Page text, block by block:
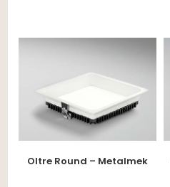
Oltre Round – Metalmek